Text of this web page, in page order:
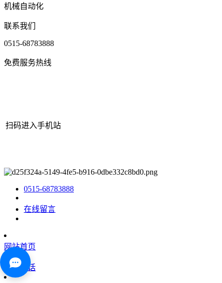
机械自动化
联系我们
0515-68783888
免费服务热线
扫码进入手机站
0515-68783888
在线留言
网站首页
咨询电话